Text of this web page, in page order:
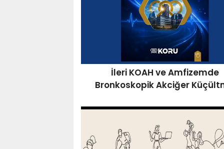
İleri KOAH ve Amfizemde
Bronkoskopik Akciğer